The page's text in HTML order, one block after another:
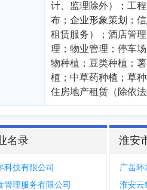
计、监理除外）；工
布；企业形象策划；
租赁服务）；酒店管
理；物业管理；停车
物种植；豆类种植；
植；中草药种植；草
住房地产租赁（除依
名录
科技有限公司
管理服务有限公司
淮安
广岳环
淮安云